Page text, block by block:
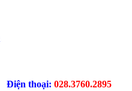
Điện thoại: 028.3760.2895